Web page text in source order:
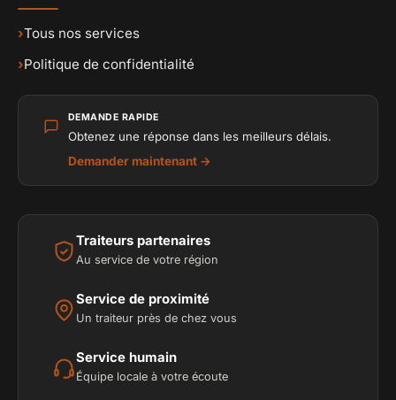
›Tous nos services
›Politique de confidentialité
DEMANDE RAPIDE
Obtenez une réponse dans les meilleurs délais.
Demander maintenant →
Traiteurs partenaires
Au service de votre région
Service de proximité
Un traiteur près de chez vous
Service humain
Équipe locale à votre écoute